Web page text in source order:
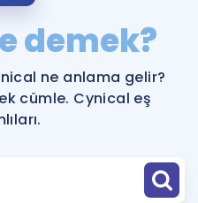
demek?
ne anlama gelir?
cümle. Cynical eş